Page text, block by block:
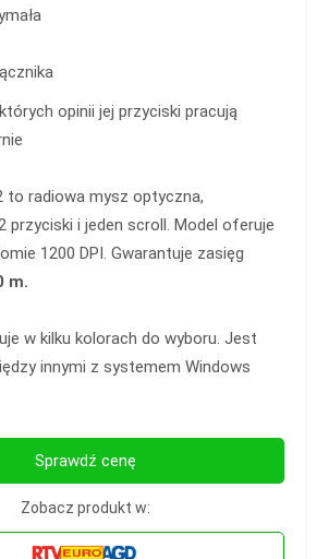
opinii jej przyciski pracują
to radiowa mysz optyczna,
przyciski i jeden scroll. Model oferuje
1200 DPI. Gwarantuje zasięg
m.
w kilku kolorach do wyboru. Jest
innymi z systemem Windows
Sprawdź cenę
Zobacz produkt w: